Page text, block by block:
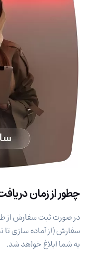
چطور از زمان
در صورت ثبت سفارش از
سفارش (از آماده سازی
به شما ابلاغ خواهد شد.